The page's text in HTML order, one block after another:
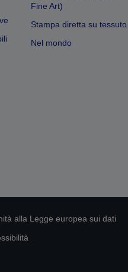
Fine Art)
Stampa diretta su tessuto
Nel mondo
alla Legge europea sui dati